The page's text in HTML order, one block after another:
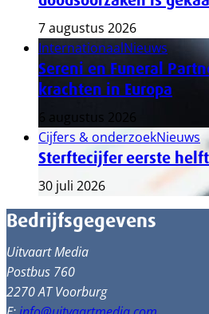
7 augustus 2026
InternationaalNieuws
Sereni en Funeral
krachten in Europa
6 augustus 2026
Cijfers & onderzoekNieuws
Sterftecijfer eerste
30 juli 2026
Bedrijfsgegevens
Uitvaart Media
Postbus 760
2270 AT Voorburg